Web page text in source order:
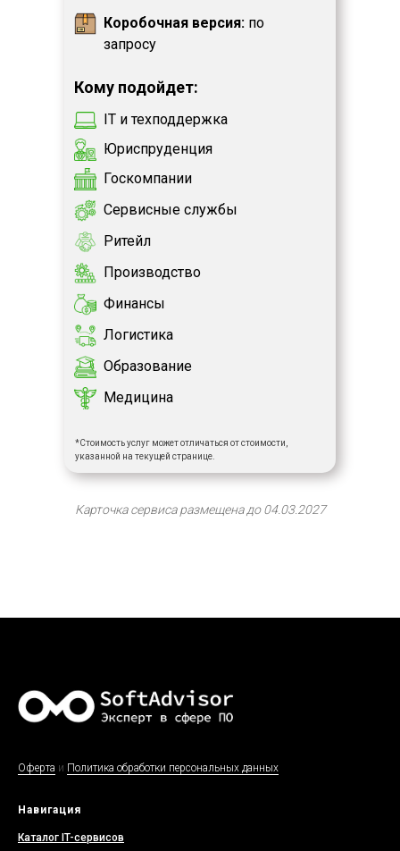
*Стоимость услуг может отличаться от стоимости,
указанной на текущей странице.
IT и техподдержка
Юриспруденция
Сервисные службы
Госкомпании
Образование
Производство
Логистика
Финансы
Ритейл
Медицина
Кому подойдет:
Коробочная версия: по
запросу
Карточка сервиса размещена до 04.03.2027
Оферта и Политика обработки персональных данных
Навигация
Каталог IT-сервисов